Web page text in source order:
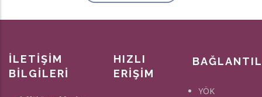
İLETİŞİM
BİLGİLERİ
HIZLI
ERİŞİM
YÖK